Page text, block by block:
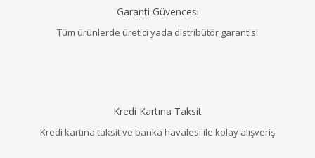
Garanti Güvencesi
Tüm ürünlerde üretici yada distribütör garantisi
Kredi Kartına Taksit
Kredi kartına taksit ve banka havalesi ile kolay alışveriş